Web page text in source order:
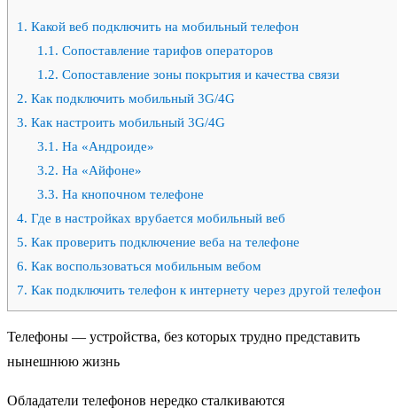
1. Какой веб подключить на мобильный телефон
1.1. Сопоставление тарифов операторов
1.2. Сопоставление зоны покрытия и качества связи
2. Как подключить мобильный 3G/4G
3. Как настроить мобильный 3G/4G
3.1. На «Андроиде»
3.2. На «Айфоне»
3.3. На кнопочном телефоне
4. Где в настройках врубается мобильный веб
5. Как проверить подключение веба на телефоне
6. Как воспользоваться мобильным вебом
7. Как подключить телефон к интернету через другой телефон
Телефоны — устройства, без которых трудно представить
нынешнюю жизнь
Обладатели телефонов нередко сталкиваются